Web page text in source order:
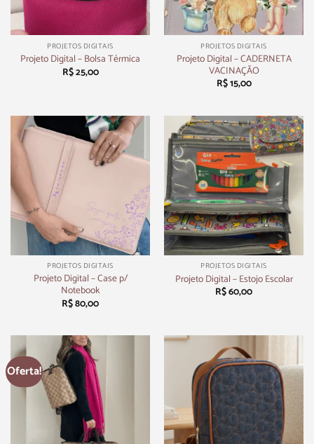
PROJETOS DIGITAIS
Projeto Digital – Bolsa Térmica
R$25,00
PROJETOS DIGITAIS
Projeto Digital – CADERNETA
VACINAÇÃO
R$15,00
PROJETOS DIGITAIS
Projeto Digital – Case p/
Notebook
R$80,00
PROJETOS DIGITAIS
Projeto Digital – Estojo Escolar
R$60,00
Oferta!